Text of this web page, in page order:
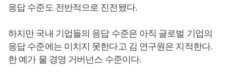
응답 수준도 전반적으로 진전됐다.
하지만 국내 기업들의 응답 수준은 아직 글로벌 기업의
응답 수준에는 미치지 못한다고 김 연구원은 지적한다.
한 예가 물 경영 거버넌스 수준이다.